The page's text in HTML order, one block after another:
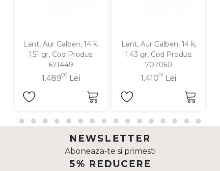
Lant, Aur Galben, 14 k,
1.51 gr, Cod Produs:
671449
1.48900 Lei
Lant, Aur Galben, 14 k,
1.43 gr, Cod Produs:
707060
1.41001 Lei
NEWSLETTER
Aboneaza-te si primesti
5% REDUCERE